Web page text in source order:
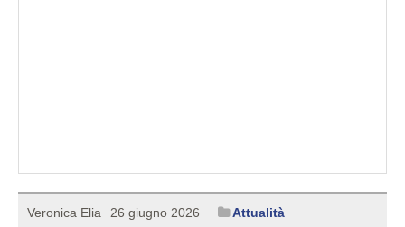
Veronica Elia 26 giugno 2026 Attualità